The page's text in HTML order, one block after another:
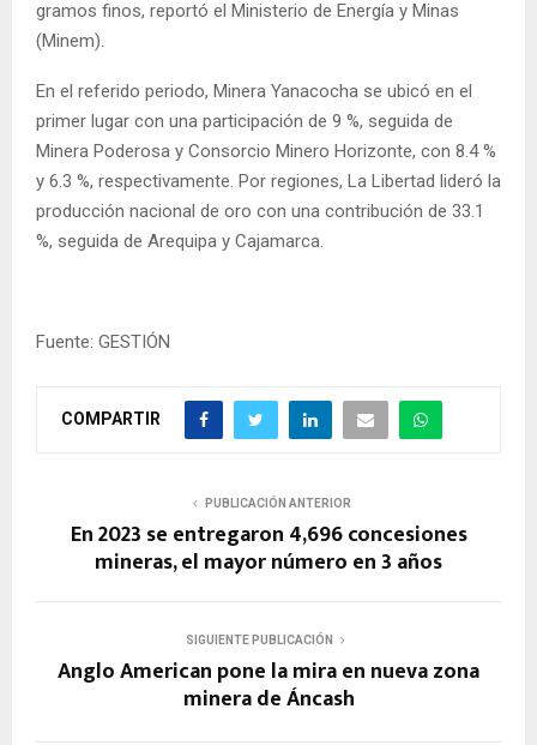
gramos finos, reportó el Ministerio de Energía y Minas
(Minem).
En el referido periodo, Minera Yanacocha se ubicó en el
primer lugar con una participación de 9 %, seguida de
Minera Poderosa y Consorcio Minero Horizonte, con 8.4 %
y 6.3 %, respectivamente. Por regiones, La Libertad lideró la
producción nacional de oro con una contribución de 33.1
%, seguida de Arequipa y Cajamarca.
Fuente: GESTIÓN
COMPARTIR
PUBLICACIÓN ANTERIOR
En 2023 se entregaron 4,696 concesiones
mineras, el mayor número en 3 años
SIGUIENTE PUBLICACIÓN
Anglo American pone la mira en nueva zona
minera de Áncash